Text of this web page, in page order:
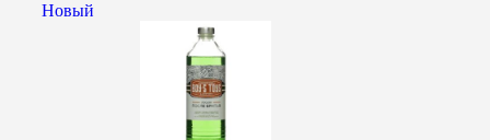
Новый